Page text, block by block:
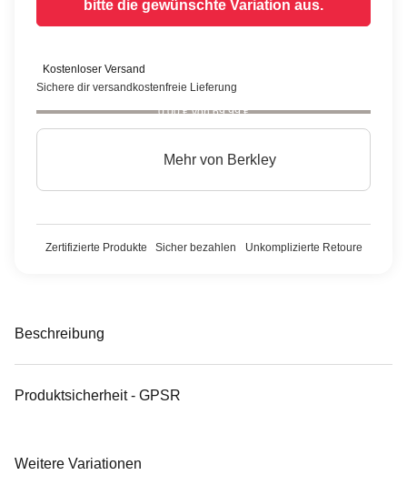
bitte die gewünschte Variation aus.
Kostenloser Versand
Sichere dir versandkostenfreie Lieferung
0,00 € von 69,99 €
Mehr von Berkley
Zertifizierte Produkte Sicher bezahlen Unkomplizierte Retoure
Beschreibung
Produktsicherheit - GPSR
Weitere Variationen